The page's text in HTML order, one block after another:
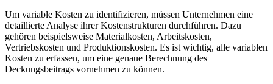
Um variable Kosten zu identifizieren, müssen Unternehmen eine
detaillierte Analyse ihrer Kostenstrukturen durchführen. Dazu
gehören beispielsweise Materialkosten, Arbeitskosten,
Vertriebskosten und Produktionskosten. Es ist wichtig, alle variablen
Kosten zu erfassen, um eine genaue Berechnung des
Deckungsbeitrags vornehmen zu können.